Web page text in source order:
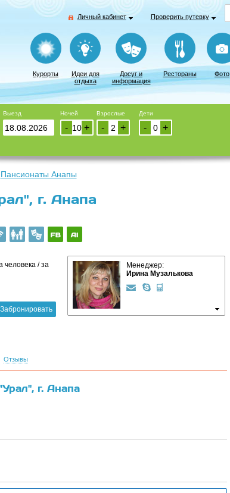
Личный кабинет Проверить путевку
Курорты
Идеи для
отдыха
Досуг и
информация
Рестораны Фото
Выезд Ночей
+
-
Взрослые
+
-
Дети
+
-
Пансионаты Анапы
г. Анапа
человека / за
Забронировать
Менеджер:
Ирина Музалькова
Отзывы
г. Анапа